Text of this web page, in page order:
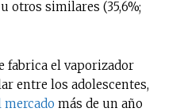
otros similares (35,6%;
fabrica el vaporizador
entre los adolescentes,
más de un año